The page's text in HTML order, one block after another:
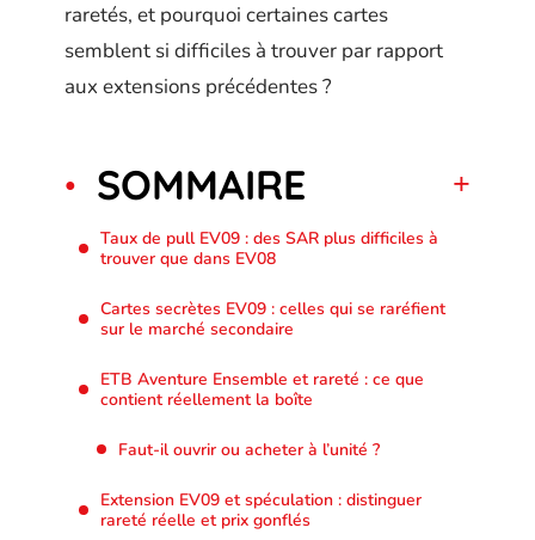
raretés, et pourquoi certaines cartes
semblent si difficiles à trouver par rapport
aux extensions précédentes ?
SOMMAIRE
Taux de pull EV09 : des SAR plus difficiles à
trouver que dans EV08
Cartes secrètes EV09 : celles qui se raréfient
sur le marché secondaire
ETB Aventure Ensemble et rareté : ce que
contient réellement la boîte
Faut-il ouvrir ou acheter à l’unité ?
Extension EV09 et spéculation : distinguer
rareté réelle et prix gonflés